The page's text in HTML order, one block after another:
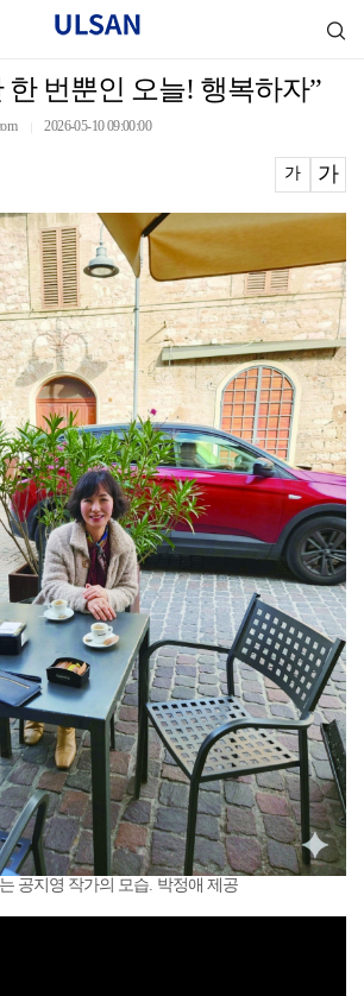
한 번뿐인 오늘! 행복하자”
2026-05-10 09:00:00
가 가
공지영 작가의 모습. 박정애 제공